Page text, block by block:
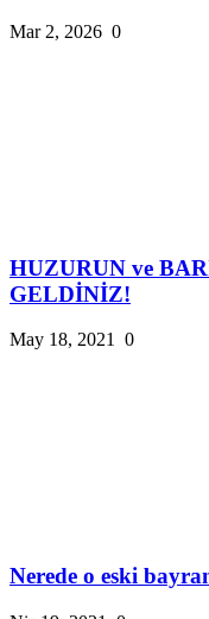
Mar 2, 2026 0
HUZURUN ve
GELDİNİZ!
May 18, 2021 0
Nerede o eski